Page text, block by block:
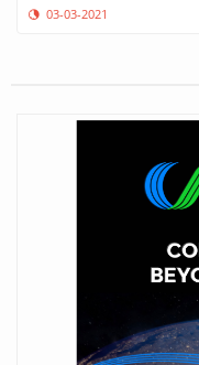
03-03-2021